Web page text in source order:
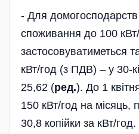
- Для
споживання до 100
застосовуватиметься
кВт/год (з ПДВ) – у 30-
25,62 (ред.). До 1
150 кВт/год на
30,8 копійки за кВт/